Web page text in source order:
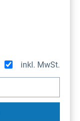
inkl. MwSt.